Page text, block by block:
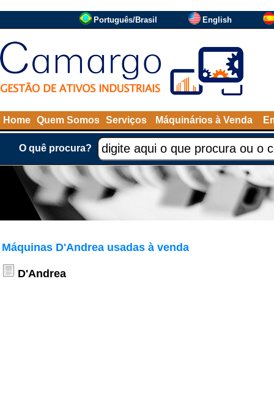
Português/Brasil English
Home Quem Somos Serviços Máquinários à Venda
O quê procura?
Máquinas D'Andrea usadas à venda
D'Andrea